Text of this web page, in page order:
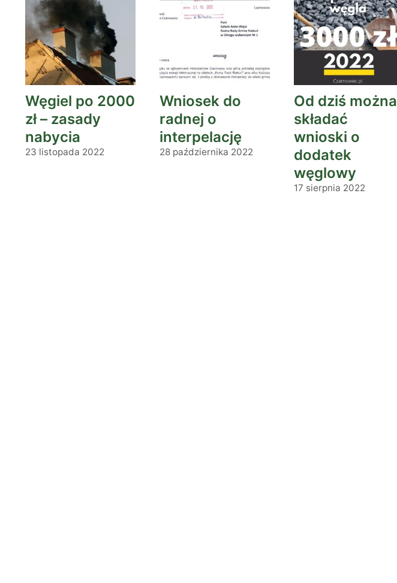
Węgiel po 2000
zł – zasady
nabycia
23 listopada 2022
Wniosek do
radnej o
interpelację
28 października 2022
Od dziś można
składać
wnioski o
dodatek
węglowy
17 sierpnia 2022